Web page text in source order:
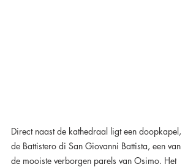
Direct naast de kathedraal ligt een doopkapel,
de Battistero di San Giovanni Battista, een van
de mooiste verborgen parels van Osimo. Het